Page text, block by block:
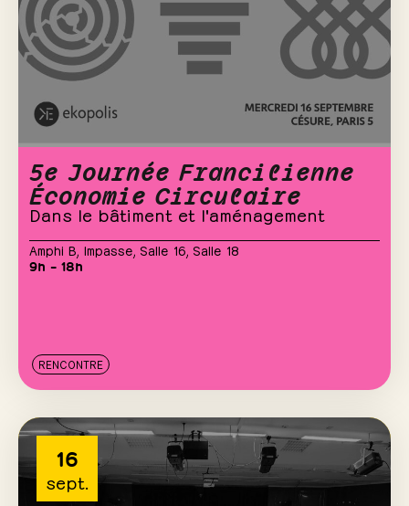
5e Journée Francilienne
Économie Circulaire
Dans le bâtiment et l'aménagement
Amphi B Impasse Salle 16 Salle 18
9h – 18h
RENCONTRE
16
sept.